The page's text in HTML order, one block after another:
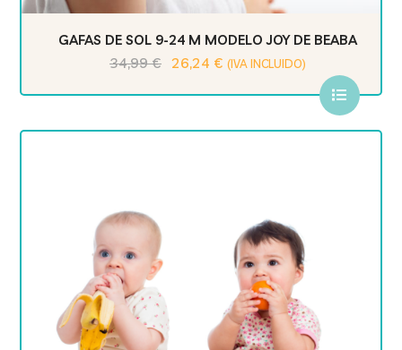
GAFAS DE SOL 9-24 M MODELO JOY DE BEABA
34,99€ 26,24 € (IVA INCLUIDO)